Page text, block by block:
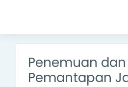
Penemuan dan
Pemantapan